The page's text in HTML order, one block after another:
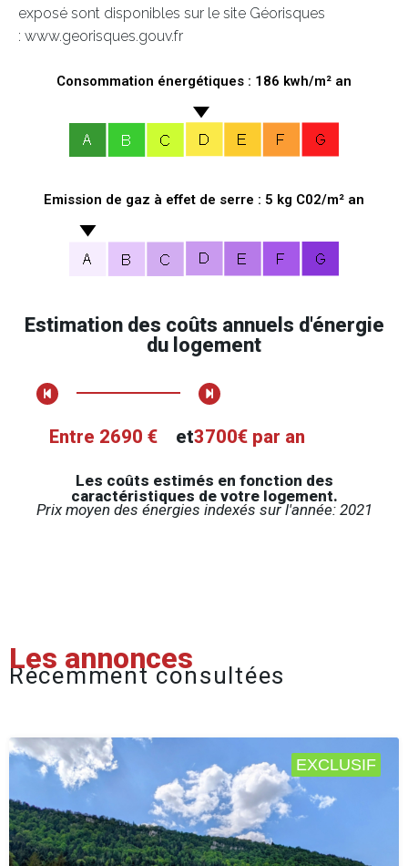
exposé sont disponibles sur le site Géorisques
: www.georisques.gouv.fr
Consommation énergétiques : 186 kwh/m² an
Emission de gaz à effet de serre : 5 kg C02/m² an
Estimation des coûts annuels d'énergie
du logement
Entre 2690 € et3700€ par an
Les coûts estimés en fonction des
caractéristiques de votre logement.
Prix moyen des énergies indexés sur l'année: 2021
Les annonces
Récemment consultées
EXCLUSIF